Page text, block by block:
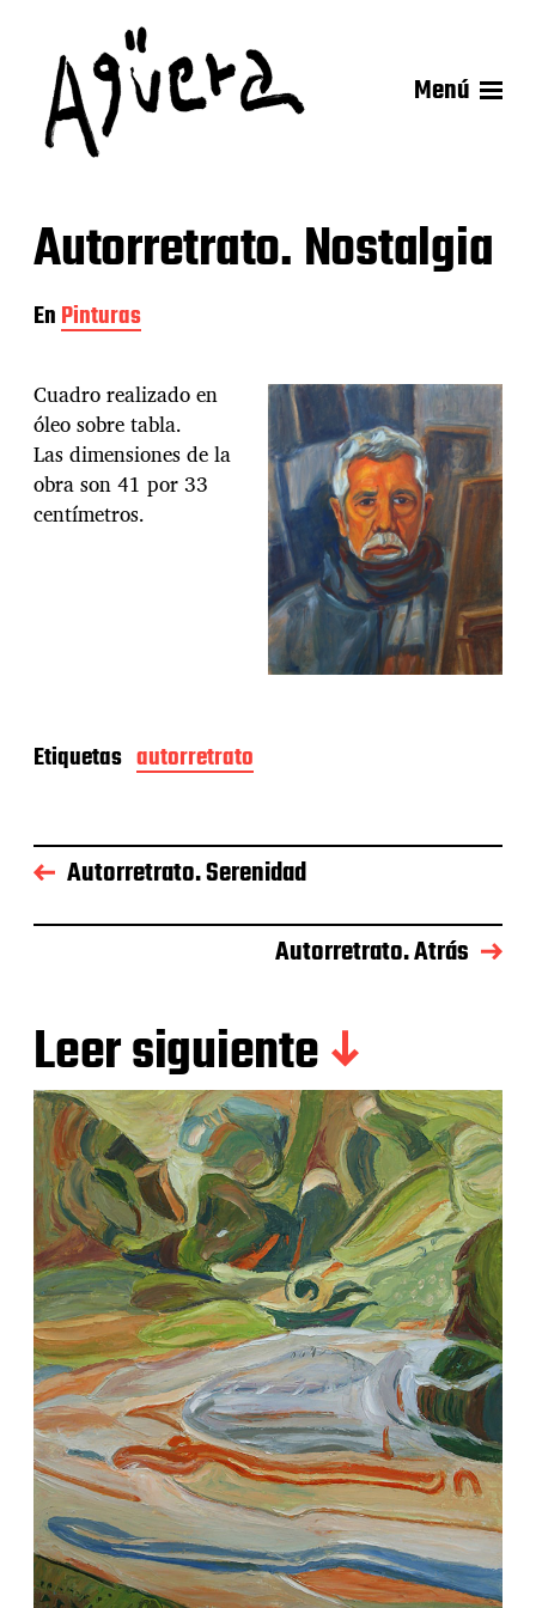
Menú
Autorretrato. Nostalgia
EnPinturas
Cuadro realizado en
óleo sobre tabla.
Las dimensiones de la
obra son 41 por 33
centímetros.
Etiquetas autorretrato
Autorretrato. Serenidad
Autorretrato. Atrás
Leer siguiente